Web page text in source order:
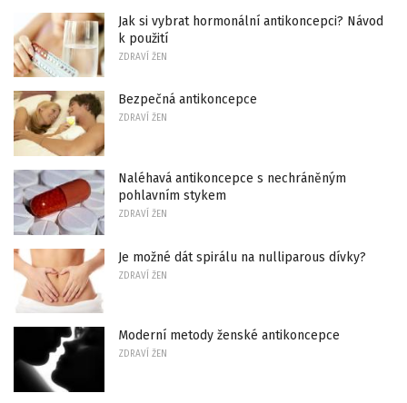
Jak si vybrat hormonální antikoncepci? Návod
k použití
ZDRAVÍ ŽEN
Bezpečná antikoncepce
ZDRAVÍ ŽEN
Naléhavá antikoncepce s nechráněným
pohlavním stykem
ZDRAVÍ ŽEN
Je možné dát spirálu na nulliparous dívky?
ZDRAVÍ ŽEN
Moderní metody ženské antikoncepce
ZDRAVÍ ŽEN